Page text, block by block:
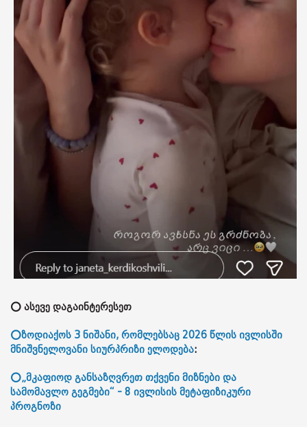
⭕ ასევე დაგაინტერესეთ
⭕ზოდიაქოს 3 ნიშანი, რომლებსაც 2026 წლის ივლისში
მნიშვნელოვანი სიურპრიზი ელოდება:
⭕„მკაფიოდ განსაზღვრეთ თქვენი მიზნები და
სამომავლო გეგმები“ - 8 ივლისის მეტაფიზიკური
პროგნოზი